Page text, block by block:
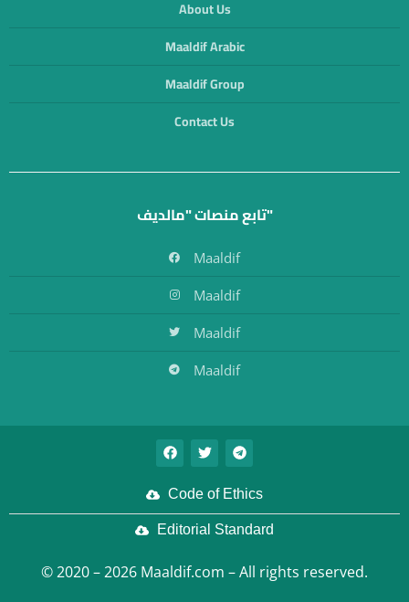
About Us
Maaldif Arabic
Maaldif Group
Contact Us
تابع منصات "مالديف"
Maaldif
Maaldif
Maaldif
Maaldif
Code of Ethics
Editorial Standard
© 2020 – 2026 Maaldif.com – All rights reserved.